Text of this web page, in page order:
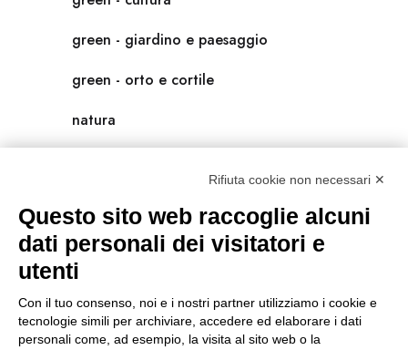
green - giardino e paesaggio
green - orto e cortile
natura
scienza
universolocale
viedellaseta
Rifiuta cookie non necessari ✕
Questo sito web raccoglie alcuni
dati personali dei visitatori e
utenti
Con il tuo consenso, noi e i nostri partner utilizziamo i cookie e
tecnologie simili per archiviare, accedere ed elaborare i dati
personali come, ad esempio, la visita al sito web o la